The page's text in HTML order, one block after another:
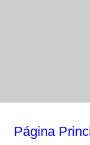
Página